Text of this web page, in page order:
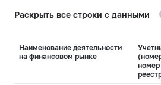
Раскрыть все строки с данными
Наименование деятельности
на финансовом рынке
номер